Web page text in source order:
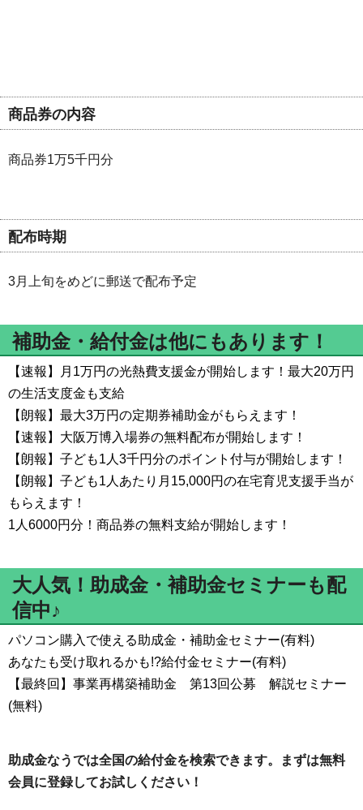
商品券の内容
商品券1万5千円分
配布時期
3月上旬をめどに郵送で配布予定
補助金・給付金は他にもあります！
【速報】月1万円の光熱費支援金が開始します！最大20万円
の生活支度金も支給
【朗報】最大3万円の定期券補助金がもらえます！
【速報】大阪万博入場券の無料配布が開始します！
【朗報】子ども1人3千円分のポイント付与が開始します！
【朗報】子ども1人あたり月15,000円の在宅育児支援手当が
もらえます！
1人6000円分！商品券の無料支給が開始します！
大人気！助成金・補助金セミナーも配
信中♪
パソコン購入で使える助成金・補助金セミナー(有料)
あなたも受け取れるかも!?給付金セミナー(有料)
【最終回】事業再構築補助金 第13回公募 解説セミナー
(無料)
助成金なうでは全国の給付金を検索できます。まずは無料
会員に登録してお試しください！